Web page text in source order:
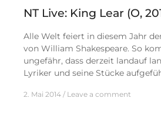
NT Live: King Lear (O,
Alle Welt feiert in diesem Jahr
von William Shakespeare. So
ungefähr, dass derzeit landauf
Lyriker und seine Stücke
2. Mai 2014 Leave a comment